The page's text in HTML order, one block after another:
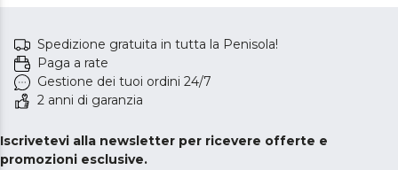
Spedizione gratuita in tutta la Penisola!
Paga a rate
Gestione dei tuoi ordini 24/7
2 anni di garanzia
Iscrivetevi alla newsletter per ricevere offerte e
promozioni esclusive.